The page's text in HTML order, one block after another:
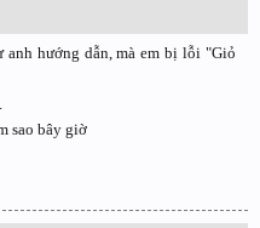
anh hướng dẫn, mà em bị lỗi "Giỏ
sao bây giờ